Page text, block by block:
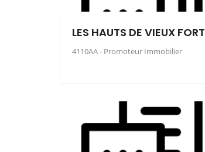
LES HAUTS DE VIEUX FORT
4110AA - Promoteur Immobilier